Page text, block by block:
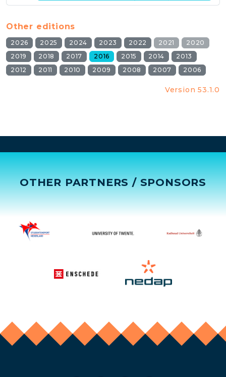
Other editions
2026 2025 2024 2023 2022 2021
2020
2019
2018 2017 2016 2015 2014
2013
2012
2011 2010 2009 2008 2007 2006
Version 53.1.0
OTHER PARTNERS / SPONSORS